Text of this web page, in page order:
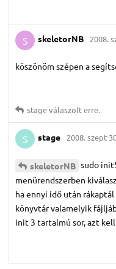
S skeletorNB 2008.
köszönöm szépen a
stageválaszolt erre.
S stage 2008. szept
skeletorNB sudo
menürendszerben
ha ennyi idő után
könyvtár valamelyik
init 3 tartalmú sor, azt